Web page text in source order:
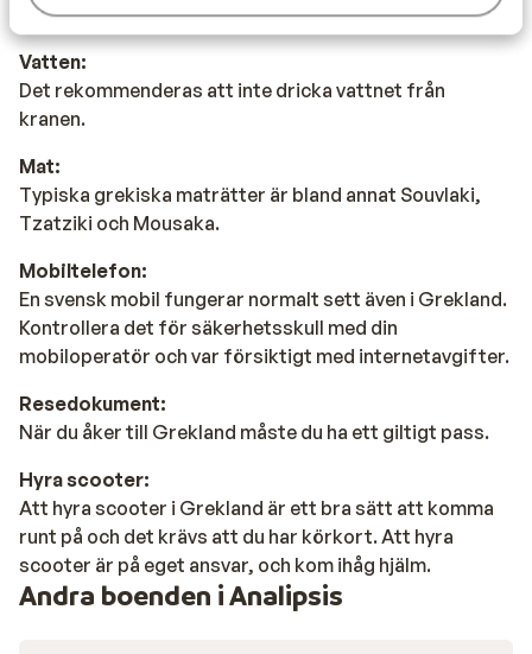
220 Volt.
Vatten:
Det rekommenderas att inte dricka vattnet från
kranen.
Mat:
Typiska grekiska maträtter är bland annat Souvlaki,
Tzatziki och Mousaka.
Mobiltelefon:
En svensk mobil fungerar normalt sett även i Grekland.
Kontrollera det för säkerhetsskull med din
mobiloperatör och var försiktigt med internetavgifter.
Resedokument:
När du åker till Grekland måste du ha ett giltigt pass.
Hyra scooter:
Att hyra scooter i Grekland är ett bra sätt att komma
runt på och det krävs att du har körkort. Att hyra
scooter är på eget ansvar, och kom ihåg hjälm.
Andra boenden i Analipsis